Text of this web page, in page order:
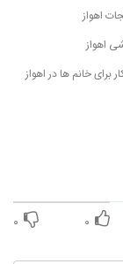
اهواز
اهواز
برای خانم ها در اهواز
۰ ۰